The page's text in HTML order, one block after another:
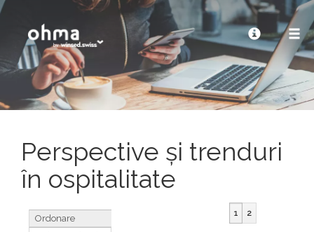
Perspective și trenduri
în ospitalitate
Ordonare 1 2